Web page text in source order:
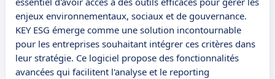
enjeux environnementaux, sociaux et de gouvernance.
KEY ESG émerge comme une solution incontournable
pour les entreprises souhaitant intégrer ces critères dans
leur stratégie. Ce logiciel propose des fonctionnalités
avancées qui facilitent l'analyse et le reporting